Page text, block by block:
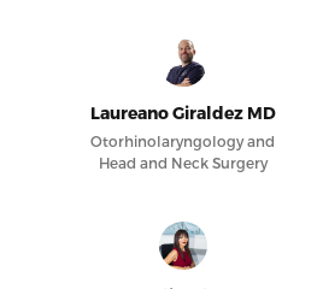
Laureano Giraldez MD
Otorhinolaryngology and
Head and Neck Surgery